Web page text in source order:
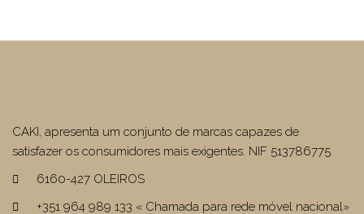
CAKI, apresenta um conjunto de marcas capazes de
satisfazer os consumidores mais exigentes. NIF 513786775
6160-427 OLEIROS
+351 964 989 133 « Chamada para rede móvel nacional»